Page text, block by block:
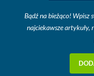
Bądź na bieżąco! Wpisz
najciekawsze artykuły,